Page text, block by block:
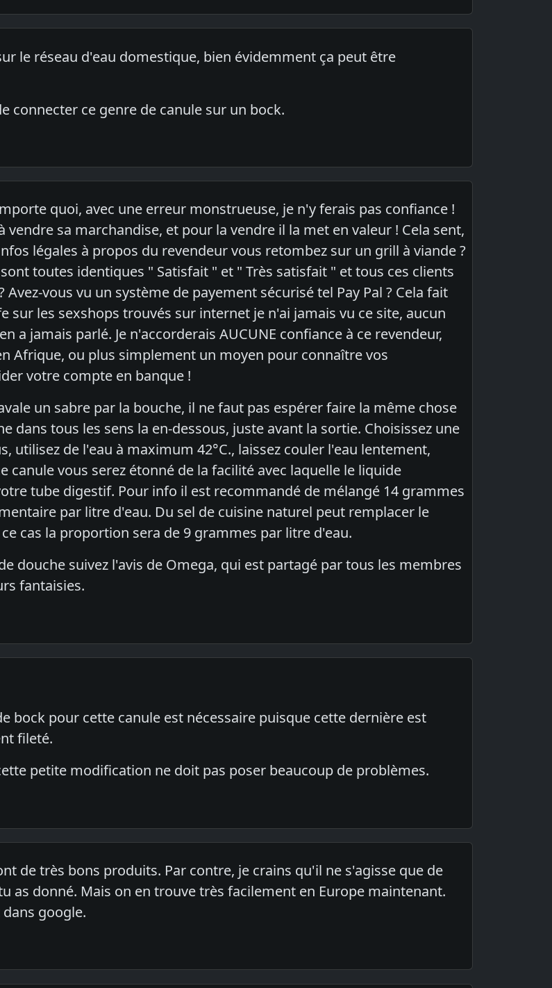
le réseau d'eau domestique, bien évidemment ça peut être
connecter ce genre de canule sur un bock.
quoi, avec une erreur monstrueuse, je n'y ferais pas confiance !
vendre sa marchandise, et pour la vendre il la met en valeur ! Cela sent,
légales à propos du revendeur vous retombez sur un grill à viande ?
toutes identiques " Satisfait " et " Très satisfait " et tous ces clients
Avez-vous vu un système de payement sécurisé tel Pay Pal ? Cela fait
sur les sexshops trouvés sur internet je n'ai jamais vu ce site, aucun
a jamais parlé. Je n'accorderais AUCUNE confiance à ce revendeur,
Afrique, ou plus simplement un moyen pour connaître vos
votre compte en banque !
un sabre par la bouche, il ne faut pas espérer faire la même chose
dans tous les sens la en-dessous, juste avant la sortie. Choisissez une
utilisez de l'eau à maximum 42°C., laissez couler l'eau lentement,
canule vous serez étonné de la facilité avec laquelle le liquide
tube digestif. Pour info il est recommandé de mélangé 14 grammes
par litre d'eau. Du sel de cuisine naturel peut remplacer le
cas la proportion sera de 9 grammes par litre d'eau.
douche suivez l'avis de Omega, qui est partagé par tous les membres
fantaisies.
bock pour cette canule est nécessaire puisque cette dernière est
fileté.
petite modification ne doit pas poser beaucoup de problèmes.
de très bons produits. Par contre, je crains qu'il ne s'agisse que de
as donné. Mais on en trouve très facilement en Europe maintenant.
google.